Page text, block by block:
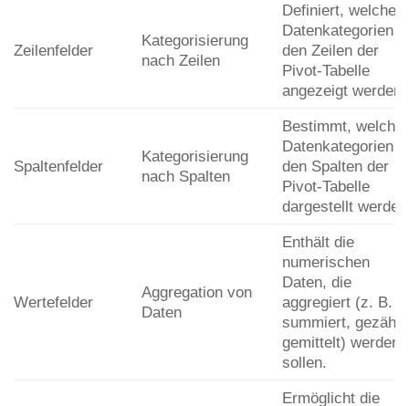
Zeilenfelder
Kategorisierung
nach Zeilen
Definiert, welche
Datenkategorien in
den Zeilen der
Pivot-Tabelle
angezeigt werden.
Spaltenfelder
Kategorisierung
nach Spalten
Bestimmt, welche
Datenkategorien in
den Spalten der
Pivot-Tabelle
dargestellt
Wertefelder
Aggregation von
Daten
Enthält die
numerischen
Daten, die
aggregiert (z. B.
summiert, gezählt,
gemittelt) werden
sollen.
Ermöglicht die